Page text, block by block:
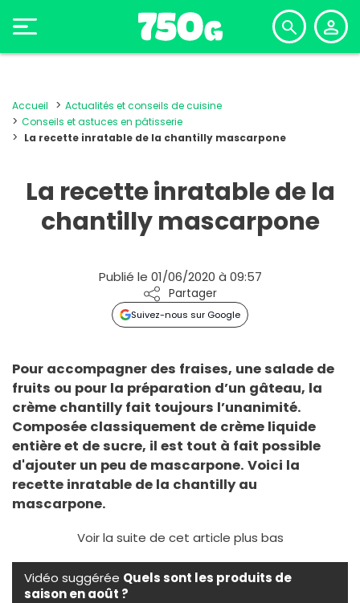
Accueil
Actualités et conseils de cuisine
Conseils et astuces en pâtisserie
La recette inratable de la chantilly mascarpone
La recette inratable de la
chantilly mascarpone
Publié le 01/06/2020 à 09:57
Partager
Suivez-nous sur Google
Pour accompagner des fraises, une salade de
fruits ou pour la préparation d’un gâteau, la
crème chantilly fait toujours l’unanimité.
Composée classiquement de crème liquide
entière et de sucre, il est tout à fait possible
d'ajouter un peu de mascarpone. Voici la
recette inratable de la chantilly au
mascarpone.
Voir la suite de cet article plus bas
Vidéo suggérée Quels sont les produits de
saison en août ?